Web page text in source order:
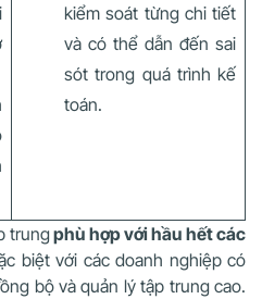
kiểm soát từng chi tiết
và có thể dẫn đến sai
sót trong quá trình kế
toán.
trungphù hợp với hầu hết các
biệt với các doanh nghiệp có
bộ và quản lý tập trung cao.